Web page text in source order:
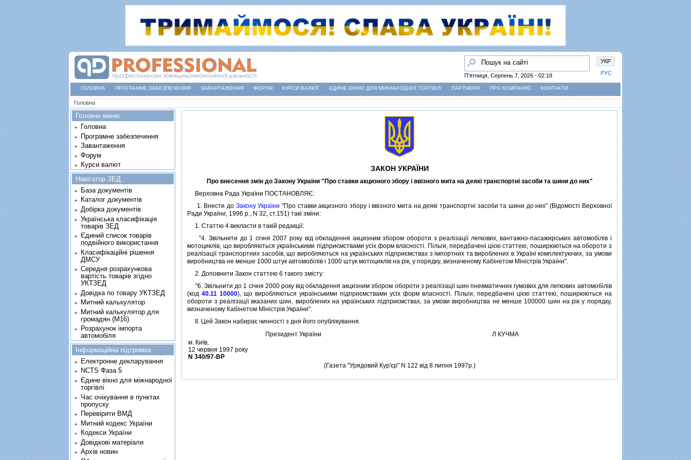
УКР
РУС
Пошук
П'ятниця, Серпень 7, 2026 - 02:18
ГОЛОВНА ПРОГРАМНЕ ЗАБЕЗПЕЧЕННЯ ЗАВАНТАЖЕННЯ ФОРУМ КУРСИ ВАЛЮТ ЄДИНЕ ВІКНО ДЛЯ МІЖНАРОДНОЇ ТОРГІВЛІ ПАРТНЕРИ ПРО КОМПАНІЮ КОНТАКТИ
Ви є тут
Головна
ЗАКОН УКРАЇНИ
Про внесення змiн до Закону України "Про ставки акцизного збору i ввiзного мита на деякi транспортнi засоби та шини до них"
Верховна Рада України ПОСТАНОВЛЯЄ:
1. Внести до Закону України "Про ставки акцизного збору i ввiзного мита на деякi транспортнi засоби та шини до них" (Вiдомостi Верховної
Ради України, 1996 р., N 32, ст.151) такi змiни:
1. Статтю 4 викласти в такiй редакцiї:
"4. Звiльнити до 1 сiчня 2007 року вiд обкладення акцизним збором обороти з реалiзацiї легкових, вантажно-пасажирських автомобiлiв i
мотоциклiв, що виробляються українськими пiдприємствами усiх форм власностi. Пiльги, передбаченi цiєю статтею, поширюються на обороти з
реалiзацiї транспортних засобiв, що виробляються на українських пiдприємствах з iмпортних та вироблених в Українi комплектуючих, за умови
виробництва не менше 1000 штук автомобiлiв i 1000 штук мотоциклiв на рiк, у порядку, визначеному Кабiнетом Мiнiстрiв України".
2. Доповнити Закон статтею 6 такого змiсту:
"6. Звiльнити до 1 сiчня 2000 року вiд обкладення акцизним збором обороти з реалiзацiї шин пневматичних гумових для легкових автомобiлiв
(код40.11 10000), що виробляються українськими пiдприємствами усiх форм власностi. Пiльги, передбаченi цiєю статтею, поширюються на
обороти з реалiзацiї вказаних шин, вироблених на українських пiдприємствах, за умови виробництва не менше 100000 шин на рiк у порядку,
визначеному Кабiнетом Мiнiстрiв України".
II. Цей Закон набирає чинностi з дня його опублiкування.
Президент України
Л КУЧМА
м. Київ,
12 червня 1997 року
N 340/97-ВР
(Газета "Урядовий Кур'єр" N 122 вiд 8 липня 1997р.)
Головне меню
Головна
Програмне забезпечення
Завантаження
Форум
Курси валют
Навігатор ЗЕД
База документів
Каталог документів
Добірка документів
Українська класифікація
товарів ЗЕД
Єдиний список товарів
подвійного використання
Класифікаційні рішення
ДМСУ
Середня розрахункова
вартість товарів згідно
УКТЗЕД
Довідка по товару УКТЗЕД
Митний калькулятор
Митний калькулятор для
громадян (М16)
Розрахунок імпорта
автомобіля
Інформаційна підтримка
Електронне декларування
NCTS Фаза 5
Єдине вікно для міжнародної
торгівлі
Час очікування в пунктах
пропуску
Перевірити ВМД
Митний кодекс України
Кодекси України
Довідкові матеріали
Архів новин